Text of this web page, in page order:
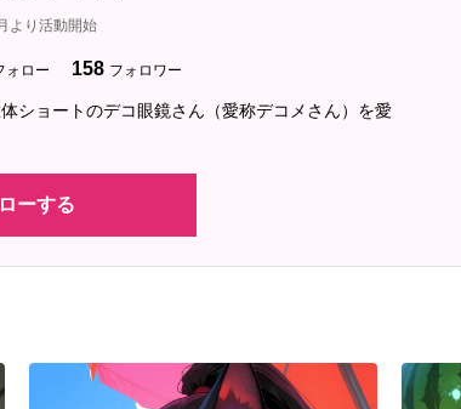
より活動開始
ォロー 158 フォロワー
ショートのデコ眼鏡さん（愛称デコメさん）を愛
ーする